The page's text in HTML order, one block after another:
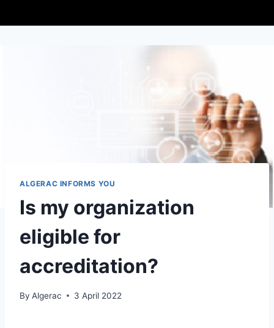
ALGERAC INFORMS YOU
Is my organization
eligible for
accreditation?
By Algerac 3 April 2022